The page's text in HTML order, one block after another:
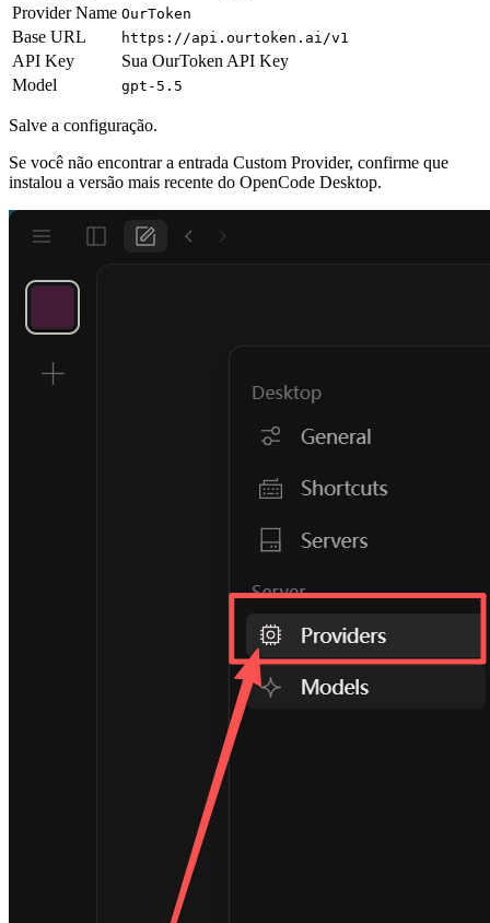
Provider Name OurToken
Base URL https://api.ourtoken.ai/v1
API Key
Sua OurToken API Key
Model
gpt-5.5
Salve a configuração.
Se você não encontrar a entrada Custom Provider, confirme que
instalou a versão mais recente do OpenCode Desktop.